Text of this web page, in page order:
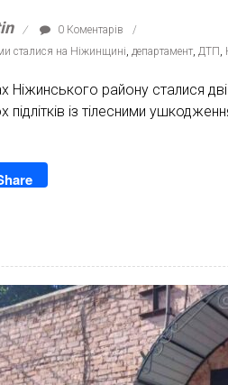
0 Коментарів
сталися на Ніжинщині департамент ДТП
району сталися
із тілесними